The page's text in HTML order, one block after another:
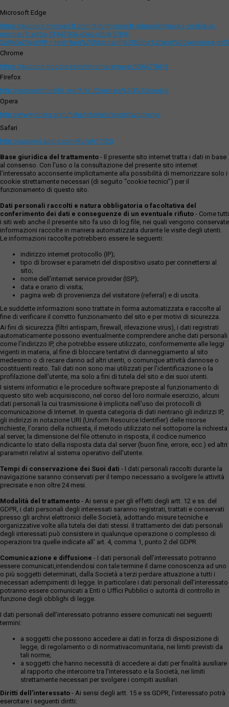
Microsoft Edge
https://support.microsoft.com/it-it/microsoft-edge/eliminare-i-cookie-in-
microsoft-edge-63947406-40ac-c3b8-57b9-
Chrome
https://support.google.com/chrome/answer/95647?hl=it
Firefox
http://support.mozilla.org/it/kb/Eliminare%20i%20cookie
Opera
http://www.opera.com/help/tutorials/security/privacy/
Safari
http://support.apple.com/kb/ph11920
Base giuridica del trattamento - Il presente sito internet tratta i dati in base
al consenso. Con l'uso o la consultazione del presente sito internet
l’interessato acconsente implicitamente alla possibilità di memorizzare solo i
cookie strettamente necessari (di seguito “cookie tecnici”) per il
funzionamento di questo sito.
Dati personali raccolti e natura obbligatoria o facoltativa del
conferimento dei dati e conseguenze di un eventuale rifiuto - Come tutti
i siti web anche il presente sito fa uso di log file, nei quali vengono conservate
informazioni raccolte in maniera automatizzata durante le visite degli utenti.
Le informazioni raccolte potrebbero essere le seguenti:
indirizzo internet protocollo (IP);
tipo di browser e parametri del dispositivo usato per connettersi al
sito;
nome dell'internet service provider (ISP);
data e orario di visita;
pagina web di provenienza del visitatore (referral) e di uscita.
Le suddette informazioni sono trattate in forma automatizzata e raccolte al
fine di verificare il corretto funzionamento del sito e per motivi di sicurezza.
Ai fini di sicurezza (filtri antispam, firewall, rilevazione virus), i dati registrati
automaticamente possono eventualmente comprendere anche dati personali
come l'indirizzo IP, che potrebbe essere utilizzato, conformemente alle leggi
vigenti in materia, al fine di bloccare tentativi di danneggiamento al sito
medesimo o di recare danno ad altri utenti, o comunque attività dannose o
costituenti reato. Tali dati non sono mai utilizzati per l'identificazione o la
profilazione dell'utente, ma solo a fini di tutela del sito e dei suoi utenti.
I sistemi informatici e le procedure software preposte al funzionamento di
questo sito web acquisiscono, nel corso del loro normale esercizio, alcuni
dati personali la cui trasmissione è implicita nell'uso dei protocolli di
comunicazione di Internet. In questa categoria di dati rientrano gli indirizzi IP,
gli indirizzi in notazione URI (Uniform Resource Identifier) delle risorse
richieste, l'orario della richiesta, il metodo utilizzato nel sottoporre la richiesta
al server, la dimensione del file ottenuto in risposta, il codice numerico
ndicante lo stato della risposta data dal server (buon fine, errore, ecc.) ed altri
parametri relativi al sistema operativo dell'utente.
Tempi di conservazione dei Suoi dati - I dati personali raccolti durante la
navigazione saranno conservati per il tempo necessario a svolgere le attività
precisate e non oltre 24 mesi.
Modalità del trattamento - Ai sensi e per gli effetti degli artt. 12 e ss. del
GDPR, i dati personali degli interessati saranno registrati, trattati e conservati
presso gli archivi elettronici delle Società, adottando misure tecniche e
organizzative volte alla tutela dei dati stessi. Il trattamento dei dati personali
degli interessati può consistere in qualunque operazione o complesso di
operazioni tra quelle indicate all' art. 4, comma 1, punto 2 del GDPR.
Comunicazione e diffusione - I dati personali dell’interessato potranno
essere comunicati,intendendosi con tale termine il darne conoscenza ad uno
o più soggetti determinati, dalla Società a terzi perdare attuazione a tutti i
necessari adempimenti di legge. In particolare i dati personali dell’interessato
potranno essere comunicati a Enti o Uffici Pubblici o autorità di controllo in
funzione degli obblighi di legge.
I dati personali dell’interessato potranno essere comunicati nei seguenti
termini:
a soggetti che possono accedere ai dati in forza di disposizione di
legge, di regolamento o di normativacomunitaria, nei limiti previsti da
tali norme;
a soggetti che hanno necessità di accedere ai dati per finalità ausiliare
al rapporto che intercorre tra l’interessato e la Società, nei limiti
strettamente necessari per svolgere i compiti ausiliari.
Diritti dell’interessato - Ai sensi degli artt. 15 e ss GDPR, l’interessato potrà
esercitare i seguenti diritti: